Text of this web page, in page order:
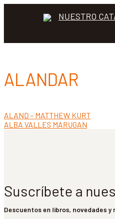
NUESTRO
ALANDAR
Navegación
de
Anterior:
ALAND – MATTHEW KURT
Siguiente:
ALBA VALLES MARUGAN
Suscríbete a
Descuentos en libros, novedades y